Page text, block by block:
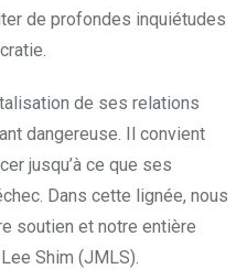
de profondes inquiétudes
de ses relations
dangereuse. Il convient
jusqu’à ce que ses
Dans cette lignée, nous
soutien et notre entière
Shim (JMLS).